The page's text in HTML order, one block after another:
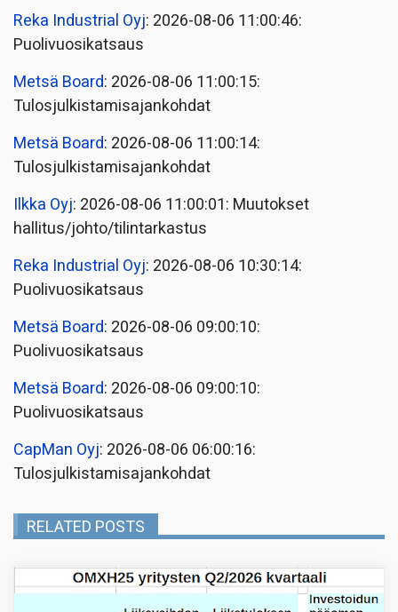
Reka Industrial Oyj: 2026-08-06 11:00:46:
Puolivuosikatsaus
Metsä Board: 2026-08-06 11:00:15:
Tulosjulkistamisajankohdat
Metsä Board: 2026-08-06 11:00:14:
Tulosjulkistamisajankohdat
Ilkka Oyj: 2026-08-06 11:00:01: Muutokset
hallitus/johto/tilintarkastus
Reka Industrial Oyj: 2026-08-06 10:30:14:
Puolivuosikatsaus
Metsä Board: 2026-08-06 09:00:10:
Puolivuosikatsaus
Metsä Board: 2026-08-06 09:00:10:
Puolivuosikatsaus
CapMan Oyj: 2026-08-06 06:00:16:
Tulosjulkistamisajankohdat
RELATED POSTS